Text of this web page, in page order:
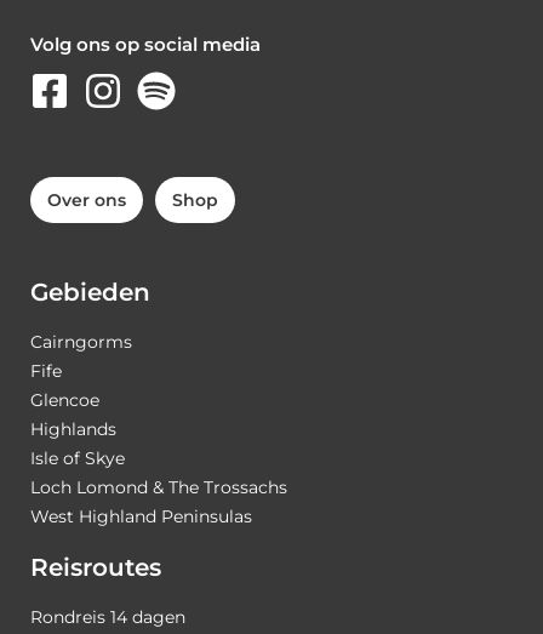
Volg ons op social media
Over ons Shop
Gebieden
Cairngorms
Fife
Glencoe
Highlands
Isle of Skye
Loch Lomond & The Trossachs
West Highland Peninsulas
Reisroutes
Rondreis 14 dagen